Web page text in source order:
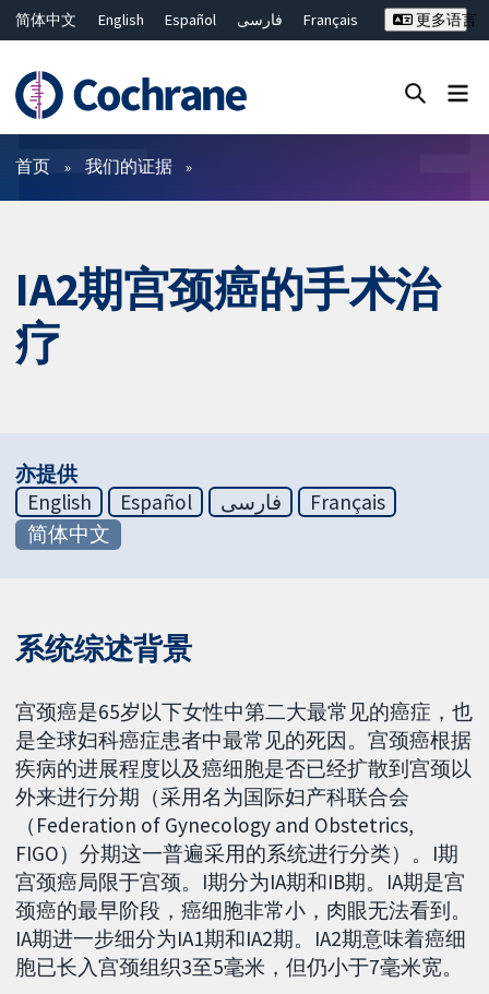
简体中文 English Español فارسی
Français
ไทย
繁體中文
更多语言
过滤
首页 我们的证据
IA2期宫颈癌的手术治
疗
亦提供
English
Español فارسی
Français
简体中文
系统综述背景
宫颈癌是65岁以下女性中第二大最常见的癌症，也
是全球妇科癌症患者中最常见的死因。宫颈癌根据
疾病的进展程度以及癌细胞是否已经扩散到宫颈以
外来进行分期（采用名为国际妇产科联合会
（Federation of Gynecology and Obstetrics,
FIGO）分期这一普遍采用的系统进行分类）。I期
宫颈癌局限于宫颈。I期分为IA期和IB期。IA期是宫
颈癌的最早阶段，癌细胞非常小，肉眼无法看到。
IA期进一步细分为IA1期和IA2期。IA2期意味着癌细
胞已长入宫颈组织3至5毫米，但仍小于7毫米宽。